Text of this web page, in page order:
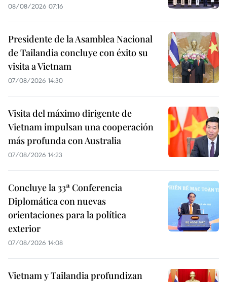
08/08/2026 07:16
Presidente de la Asamblea Nacional
de Tailandia concluye con éxito su
visita a Vietnam
07/08/2026 14:30
Visita del máximo dirigente de
Vietnam impulsan una cooperación
más profunda con Australia
07/08/2026 14:23
Concluye la 33ª Conferencia
Diplomática con nuevas
orientaciones para la política
exterior
07/08/2026 14:08
Vietnam y Tailandia profundizan